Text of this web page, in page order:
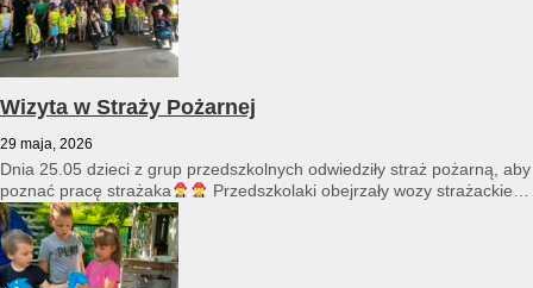
Wizyta w Straży Pożarnej
29 maja, 2026
Dnia 25.05 dzieci z grup przedszkolnych odwiedziły straż pożarną, aby
poznać pracę strażaka
Przedszkolaki obejrzały wozy strażackie
i...